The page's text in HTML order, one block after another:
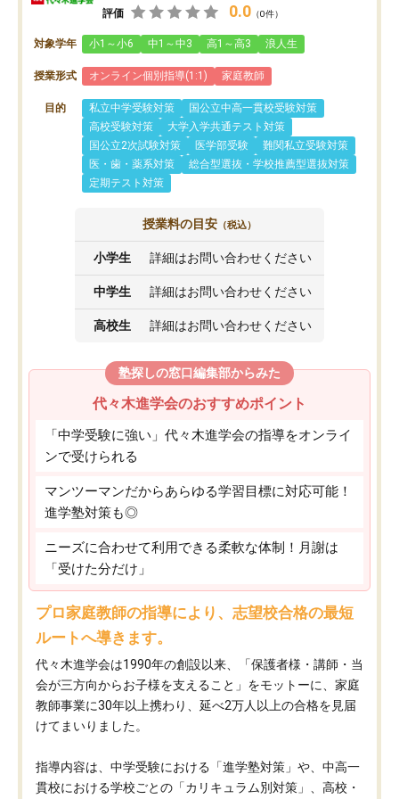
評価 0.0 （0件）
対象学年 小1～小6 中1～中3 高1～高3 浪人生
授業形式 オンライン個別指導(1:1) 家庭教師
目的 私立中学受験対策
国公立中高一貫校受験対策
高校受験対策
大学入学共通テスト対策
国公立2次試験対策
医学部受験
難関私立受験対策
医・歯・薬系対策
総合型選抜・学校推薦型選抜対策
定期テスト対策
授業料の目安 （税込）
小学生 詳細はお問い合わせください
中学生 詳細はお問い合わせください
高校生 詳細はお問い合わせください
塾探しの窓口編集部からみた
代々木進学会のおすすめポイント
「中学受験に強い」代々木進学会の指導をオンライ
ンで受けられる
マンツーマンだからあらゆる学習目標に対応可能！
進学塾対策も◎
ニーズに合わせて利用できる柔軟な体制！月謝は
「受けた分だけ」
プロ家庭教師の指導により、志望校合格の最短
ルートへ導きます。
代々木進学会は1990年の創設以来、「保護者様・講師・当
会が三方向からお子様を支えること」をモットーに、家庭
教師事業に30年以上携わり、延べ2万人以上の合格を見届
けてまいりました。
指導内容は、中学受験における「進学塾対策」や、中高一
貫校における学校ごとの「カリキュラム別対策」、高校・